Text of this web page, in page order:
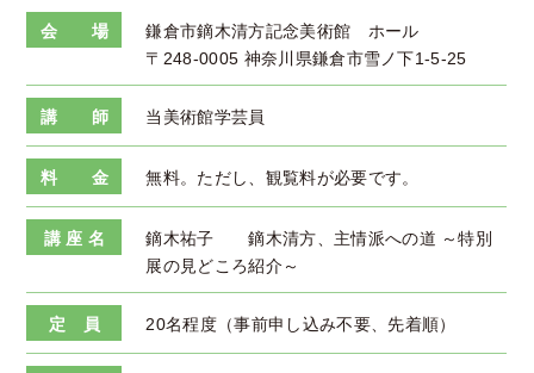
会 場
鎌倉市鏑木清方記念美術館 ホール
〒248-0005 神奈川県鎌倉市雪ノ下1-5-25
講 師 当美術館学芸員
料 金 無料。ただし、観覧料が必要です。
講 座 名
鏑木祐子 鏑木清方、主情派への道 ～特別
展の見どころ紹介～
定 員 20名程度（事前申し込み不要、先着順）